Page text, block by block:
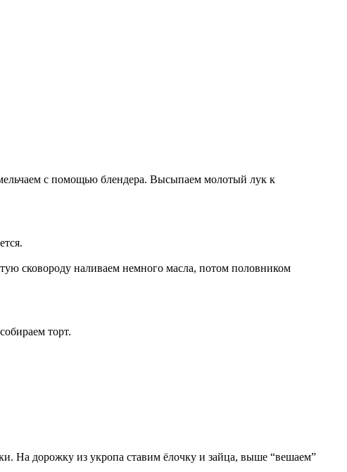
с помощью блендера. Высыпаем молотый лук к
сковороду наливаем немного масла, потом половником
торт.
На дорожку из укропа ставим ёлочку и зайца, выше “вешаем”